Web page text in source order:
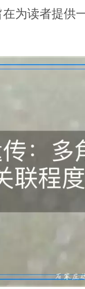
为读者提供